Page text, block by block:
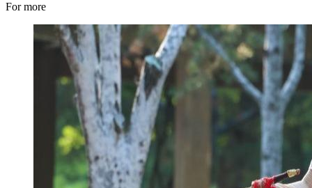
For more